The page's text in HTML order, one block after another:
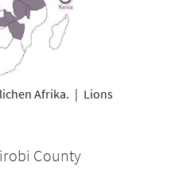
Afrika. | Lions
County